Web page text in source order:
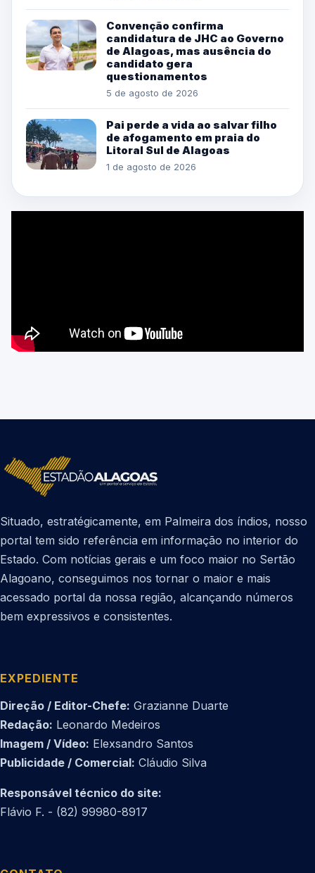
Convenção confirma
candidatura de JHC ao Governo
de Alagoas, mas ausência do
candidato gera
questionamentos
5 de agosto de 2026
Pai perde a vida ao salvar filho
de afogamento em praia do
Litoral Sul de Alagoas
1 de agosto de 2026
Situado, estratégicamente, em Palmeira dos índios, nosso
portal tem sido referência em informação no interior do
Estado. Com notícias gerais e um foco maior no Sertão
Alagoano, conseguimos nos tornar o maior e mais
acessado portal da nossa região, alcançando números
bem expressivos e consistentes.
EXPEDIENTE
Direção / Editor-Chefe: Grazianne Duarte
Redação: Leonardo Medeiros
Imagem / Vídeo: Elexsandro Santos
Publicidade / Comercial: Cláudio Silva
Responsável técnico do site:
Flávio F. - (82) 99980-8917